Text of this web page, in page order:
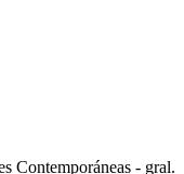
Contemporáneas - gral.